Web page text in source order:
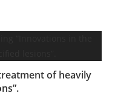
of heavily